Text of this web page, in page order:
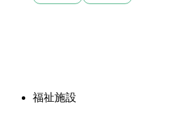
福祉施設